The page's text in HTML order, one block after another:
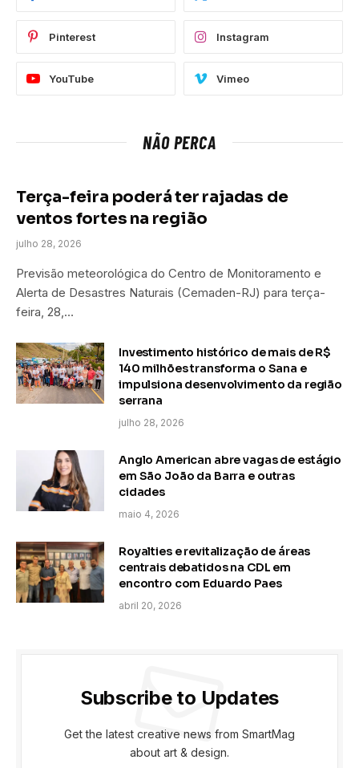
Pinterest Instagram
YouTube Vimeo
NÃO PERCA
Terça-feira poderá ter rajadas de
ventos fortes na região
julho 28, 2026
Previsão meteorológica do Centro de Monitoramento e
Alerta de Desastres Naturais (Cemaden-RJ) para terça-
feira, 28,…
Investimento histórico de mais de R$
140 milhões transforma o Sana e
impulsiona desenvolvimento da região
serrana
julho 28, 2026
Anglo American abre vagas de estágio
em São João da Barra e outras
cidades
maio 4, 2026
Royalties e revitalização de áreas
centrais debatidos na CDL em
encontro com Eduardo Paes
abril 20, 2026
Subscribe to Updates
Get the latest creative news from SmartMag
about art & design.